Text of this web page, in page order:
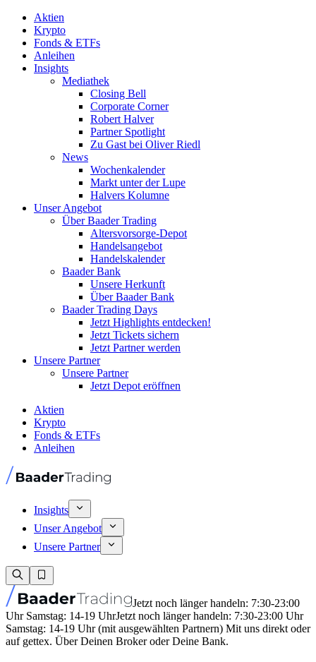
Aktien
Krypto
Fonds & ETFs
Anleihen
Insights
Mediathek
Closing Bell
Corporate Corner
Robert Halver
Partner Spotlight
Zu Gast bei Oliver Riedl
News
Wochenkalender
Markt unter der Lupe
Halvers Kolumne
Unser Angebot
Über Baader Trading
Altersvorsorge-Depot
Handelsangebot
Handelskalender
Baader Bank
Unsere Herkunft
Über Baader Bank
Baader Trading Days
Jetzt Highlights entdecken!
Jetzt Tickets sichern
Jetzt Partner werden
Unsere Partner
Unsere Partner
Jetzt Depot eröffnen
Aktien
Krypto
Fonds & ETFs
Anleihen
Insights
Unser Angebot
Unsere Partner
Jetzt noch länger handeln: 7:30-23:00
Uhr Samstag: 14-19 UhrJetzt noch länger handeln: 7:30-23:00 Uhr
Samstag: 14-19 Uhr (mit ausgewählten Partnern) Mit uns direkt oder
auf gettex. Über Deinen Broker oder Deine Bank.